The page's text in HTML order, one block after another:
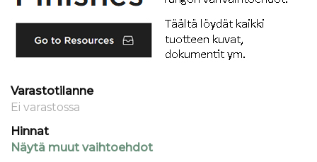
Varastotilanne
Ei varastossa
Hinnat
Näytä muut vaihtoehdot